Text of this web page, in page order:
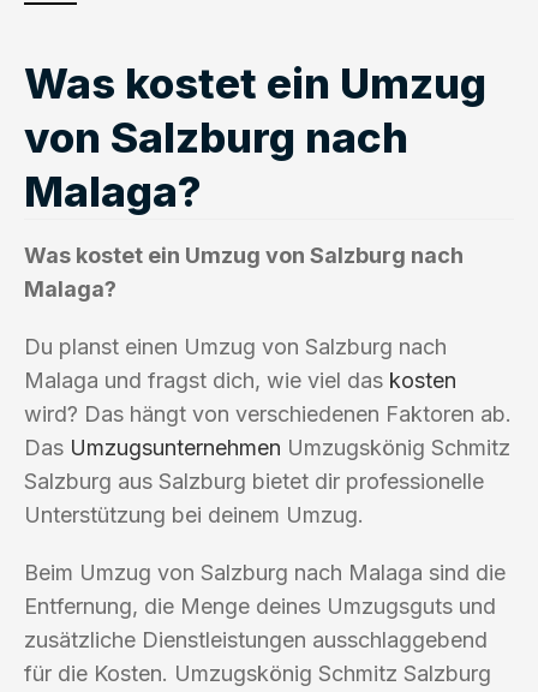
Was kostet ein Umzug
von Salzburg nach
Malaga?
Was kostet ein Umzug von Salzburg nach
Malaga?
Du planst einen Umzug von Salzburg nach
Malaga und fragst dich, wie viel das kosten
wird? Das hängt von verschiedenen Faktoren ab.
Das Umzugsunternehmen Umzugskönig Schmitz
Salzburg aus Salzburg bietet dir professionelle
Unterstützung bei deinem Umzug.
Beim Umzug von Salzburg nach Malaga sind die
Entfernung, die Menge deines Umzugsguts und
zusätzliche Dienstleistungen ausschlaggebend
für die Kosten. Umzugskönig Schmitz Salzburg